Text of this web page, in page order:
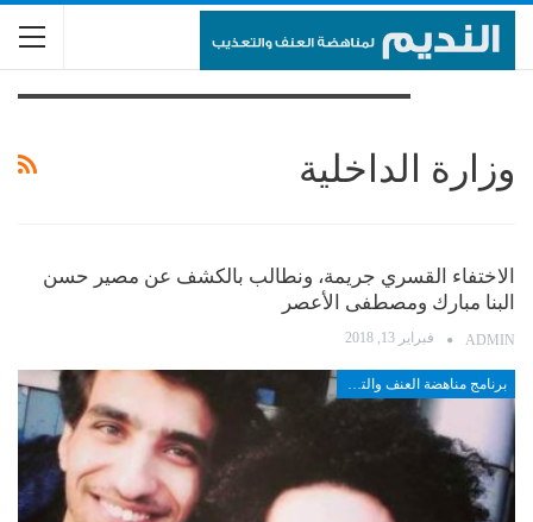
وزارة الداخلية
الاختفاء القسري جريمة، ونطالب بالكشف عن مصير حسن
البنا مبارك ومصطفى الأعصر
ADMIN فبراير 13, 2018